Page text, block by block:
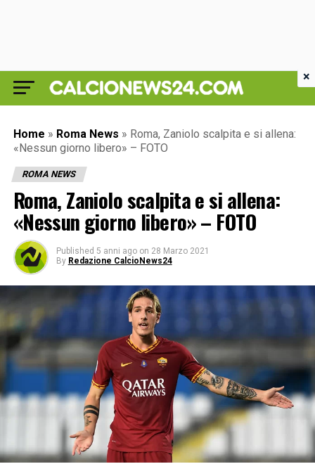
Home » Roma News » Roma, Zaniolo scalpita e si allena:
«Nessun giorno libero» – FOTO
ROMA NEWS
Roma, Zaniolo scalpita e si allena:
«Nessun giorno libero» – FOTO
Published 5 anni ago on 28 Marzo 2021
By Redazione CalcioNews24
×